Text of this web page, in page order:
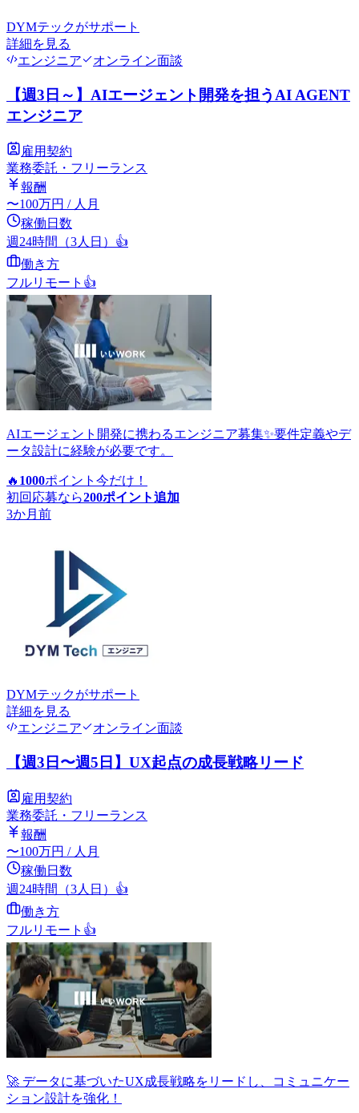
DYMテックがサポート
詳細を見る
エンジニア
オンライン面談
【週3日～】AIエージェント開発を担うAI AGENT
エンジニア
雇用契約
業務委託・フリーランス
報酬
〜100万円 / 人月
稼働日数
週24時間（3人日） 👍
働き方
フルリモート 👍
AIエージェント開発に携わるエンジニア募集✨要件定義やデ
ータ設計に経験が必要です。
🔥 1000ポイント 今だけ！
初回応募なら200ポイント追加
3か月前
DYMテックがサポート
詳細を見る
エンジニア
オンライン面談
【週3日〜週5日】UX起点の成長戦略リード
雇用契約
業務委託・フリーランス
報酬
〜100万円 / 人月
稼働日数
週24時間（3人日） 👍
働き方
フルリモート 👍
🚀 データに基づいたUX成長戦略をリードし、コミュニケー
ション設計を強化！